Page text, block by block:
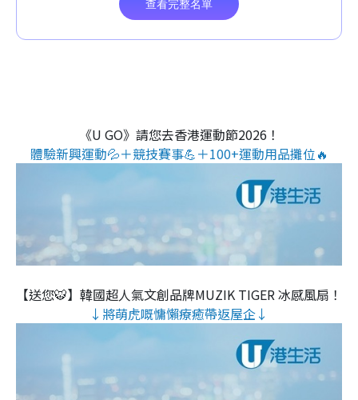
《U GO》請您去香港運動節2026！
體驗新興運動💦＋競技賽事💪＋100+運動用品攤位🔥
【送您🐯】韓國超人氣文創品牌MUZIK TIGER 冰感風扇！
↓將萌虎嘅慵懶療癒帶返屋企↓